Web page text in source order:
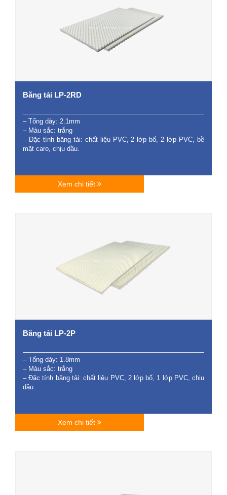
Băng tải LP-2RD
– Tổng dày: 2.1mm
– Màu sắc: trắng
– Đặc tính băng tải: chất liệu PVC, 2 lớp bố, 2 lớp PVC, bề
mặt caro, chịu dầu.
Xem chi tiết
Băng tải LP-2P
– Tổng dày: 1.8mm
– Màu sắc: trắng
– Đặc tính băng tải: chất liệu PVC, 2 lớp bố, 1 lớp PVC, chịu
dầu.
Xem chi tiết